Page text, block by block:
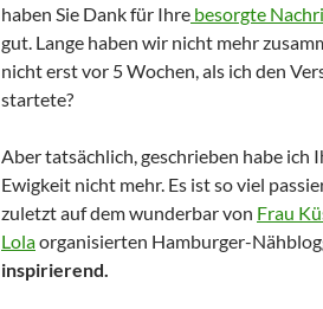
haben Sie Dank für Ihre besorgte
gut. Lange haben wir nicht mehr
nicht erst vor 5 Wochen, als ich den
startete?
Aber tatsächlich, geschrieben habe ich
Ewigkeit nicht mehr. Es ist so viel
zuletzt auf dem wunderbar von Frau
Lolaorganisierten Hamburger-
inspirierend.